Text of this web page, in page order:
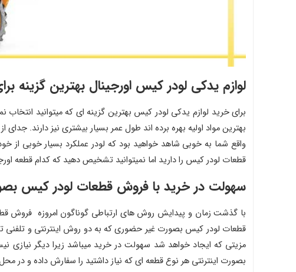
لوازم یدکی لودر کیس اورجینال بهترین گزینه
برای خرید لوازم یدکی لودر کیس بهترین گزینه ای که میتوانید
بهترین مواد اولیه بهره برده اند طول عمر بسیار بیشتری نیز دارند.
واقع شما به خوبی شاهد خواهید بود که لودر عملکرد بسیار خوبی از
قطعات لودر کیس را دارید اما نمیتوانید تشخیص دهید که کدام قطعه
سهولت در خرید با فروش قطعات لودر کیس
با گذشت زمان و پیدایش روش های ارتباطی گوناگون امروزه فروش
قطعات لودر کیس بصورت غیر حضوری که به دو روش اینترنتی و تلفنی
مزیتی که ایجاد خواهد شد سهولت در خرید میباشد زیرا دیگر نیازی
بصورت اینترنتی هر نوع قطعه ای که نیاز داشتید را سفارش داده و در